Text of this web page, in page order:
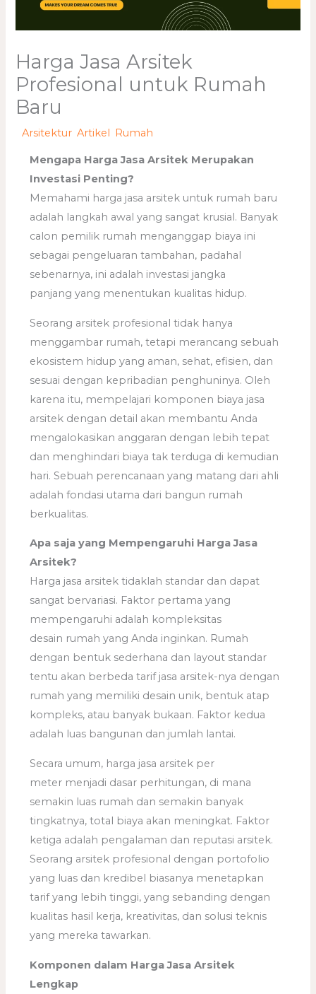
Harga Jasa Arsitek
Profesional untuk Rumah
Baru
/Arsitektur ,Artikel Rumah
Mengapa Harga Jasa Arsitek Merupakan
Investasi Penting?
Memahami harga jasa arsitek untuk rumah baru
adalah langkah awal yang sangat krusial. Banyak
calon pemilik rumah menganggap biaya ini
sebagai pengeluaran tambahan, padahal
sebenarnya, ini adalah investasi jangka
panjang yang menentukan kualitas hidup.
Seorang arsitek profesional tidak hanya
menggambar rumah, tetapi merancang sebuah
ekosistem hidup yang aman, sehat, efisien, dan
sesuai dengan kepribadian penghuninya. Oleh
karena itu, mempelajari komponen biaya jasa
arsitek dengan detail akan membantu Anda
mengalokasikan anggaran dengan lebih tepat
dan menghindari biaya tak terduga di kemudian
hari. Sebuah perencanaan yang matang dari ahli
adalah fondasi utama dari bangun rumah
berkualitas.
Apa saja yang Mempengaruhi Harga Jasa
Arsitek?
Harga jasa arsitek tidaklah standar dan dapat
sangat bervariasi. Faktor pertama yang
mempengaruhi adalah kompleksitas
desain rumah yang Anda inginkan. Rumah
dengan bentuk sederhana dan layout standar
tentu akan berbeda tarif jasa arsitek-nya dengan
rumah yang memiliki desain unik, bentuk atap
kompleks, atau banyak bukaan. Faktor kedua
adalah luas bangunan dan jumlah lantai.
Secara umum, harga jasa arsitek per
meter menjadi dasar perhitungan, di mana
semakin luas rumah dan semakin banyak
tingkatnya, total biaya akan meningkat. Faktor
ketiga adalah pengalaman dan reputasi arsitek.
Seorang arsitek profesional dengan portofolio
yang luas dan kredibel biasanya menetapkan
tarif yang lebih tinggi, yang sebanding dengan
kualitas hasil kerja, kreativitas, dan solusi teknis
yang mereka tawarkan.
Komponen dalam Harga Jasa Arsitek
Lengkap